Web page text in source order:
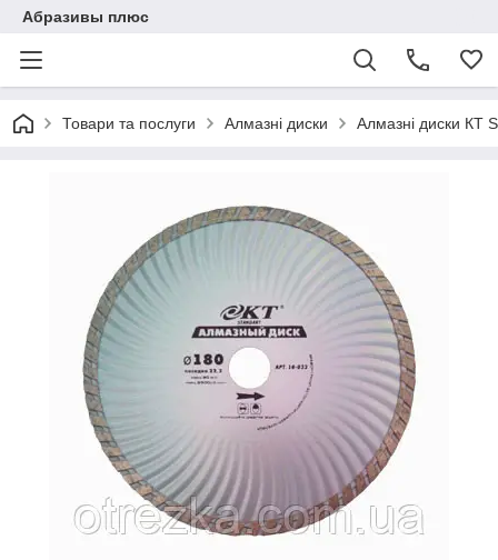
Абразивы плюс
Товари та послуги Алмазні диски Алмазні диски КТ